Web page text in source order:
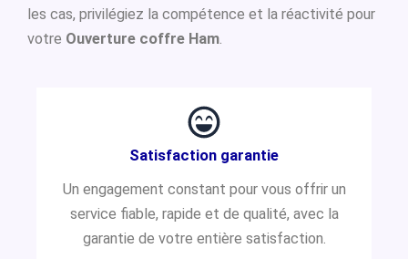
les cas, privilégiez la compétence et la réactivité pour
votre Ouverture coffre Ham.
Satisfaction garantie
Un engagement constant pour vous offrir un
service fiable, rapide et de qualité, avec la
garantie de votre entière satisfaction.